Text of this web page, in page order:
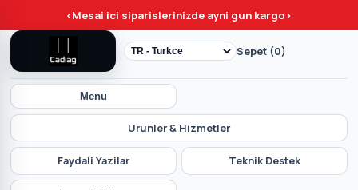
<Mesai ici siparislerinizde ayni gun kargo>
Menu
Urunler & Hizmetler
Faydali Yazilar Teknik Destek
Sepet (0)